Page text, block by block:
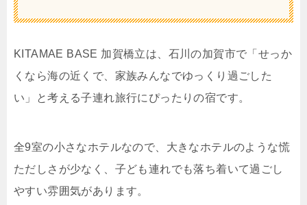
KITAMAE BASE 加賀橋立は、石川の加賀市で「せっか
くなら海の近くで、家族みんなでゆっくり過ごした
い」と考える子連れ旅行にぴったりの宿です。
全9室の小さなホテルなので、大きなホテルのような慌
ただしさが少なく、子ども連れでも落ち着いて過ごし
やすい雰囲気があります。